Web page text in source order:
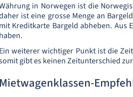
in Norwegen ist die
ist eine grosse Menge an
mit Kreditkarte Bargeld abheben. Aus
haben.
Ein weiterer wichtiger Punkt ist die
gibt es keinen Zeitunterschied
Mietwagenklassen-